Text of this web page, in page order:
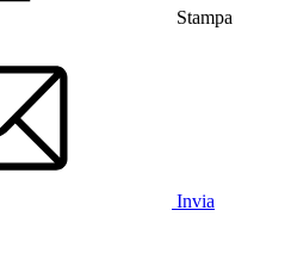
Stampa
Invia